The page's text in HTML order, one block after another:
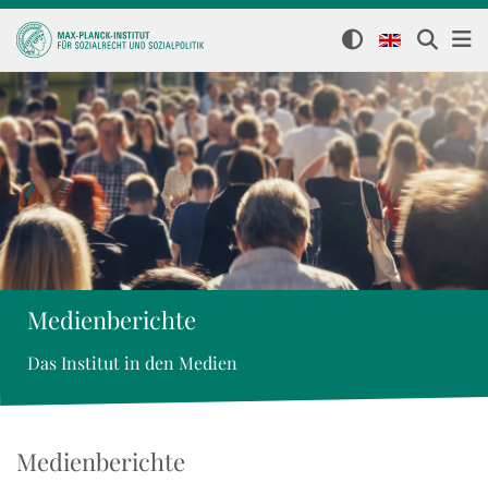
Medienberichte
Das Institut in den Medien
Medienberichte